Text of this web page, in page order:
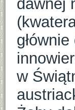
dawnej
w